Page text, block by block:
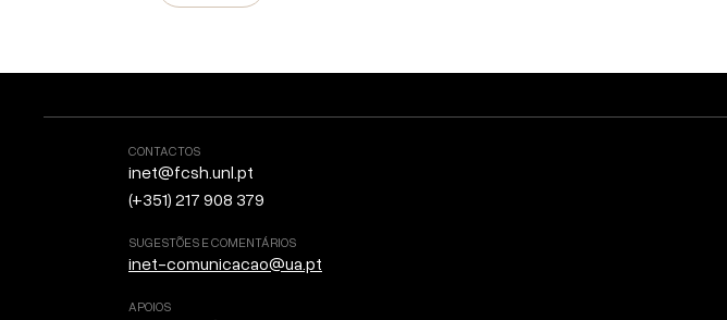
CONTACTOS
inet@fcsh.unl.pt
(+351) 217 908 379
SUGESTÕES E COMENTÁRIOS
inet-comunicacao@ua.pt
APOIOS